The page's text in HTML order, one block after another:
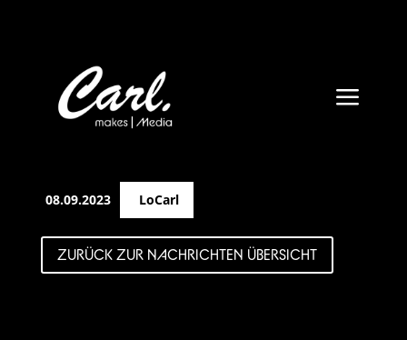
a
08.09.2023 LoCarl
ZURÜCK ZUR NACHRICHTEN ÜBERSICHT